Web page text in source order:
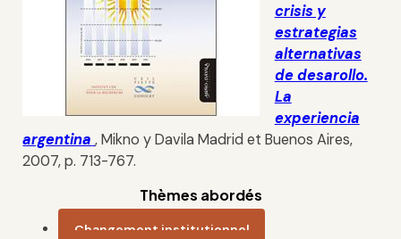
crisis y
estrategias
alternativas
de desarollo.
La
experiencia
argentina , Mikno y Davila Madrid et Buenos Aires,
2007, p. 713-767.
Thèmes abordés
Changement institutionnel